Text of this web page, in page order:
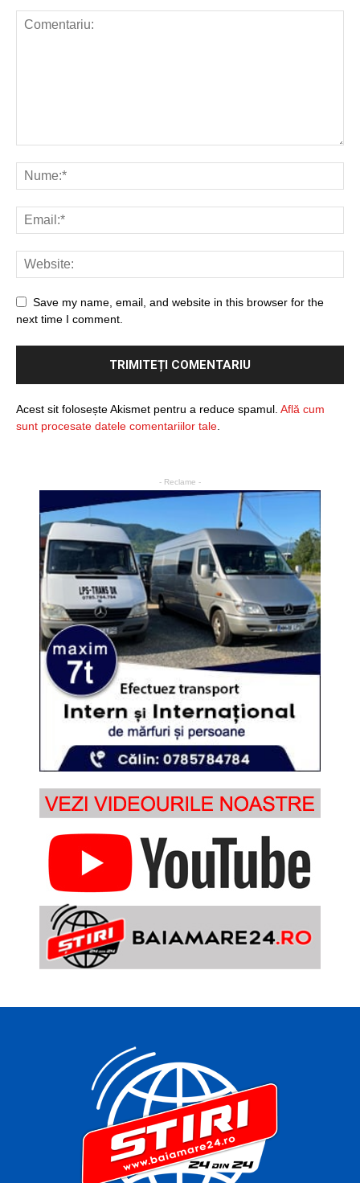
Save my name, email, and website in this browser for the
next time I comment.
Acest sit folosește Akismet pentru a reduce spamul. Află cum
sunt procesate datele comentariilor tale
- Reclame -